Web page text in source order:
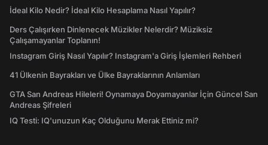
İdeal Kilo Nedir? İdeal Kilo Hesaplama Nasıl Yapılır?
Ders Çalışırken Dinlenecek Müzikler Nelerdir? Müziksiz
Çalışamayanlar Toplanın!
Instagram Giriş Nasıl Yapılır? Instagram'a Giriş İşlemleri Rehberi
41 Ülkenin Bayrakları ve Ülke Bayraklarının Anlamları
GTA San Andreas Hileleri! Oynamaya Doyamayanlar İçin Güncel San
Andreas Şifreleri
IQ Testi: IQ'unuzun Kaç Olduğunu Merak Ettiniz mi?